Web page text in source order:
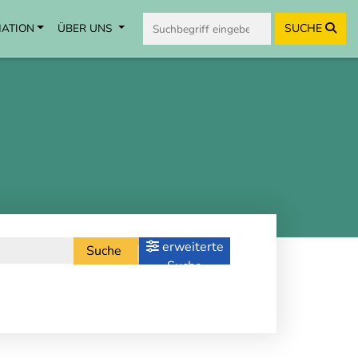
ÜBER UNS SUCHE
Suche
erweiterte
Suche